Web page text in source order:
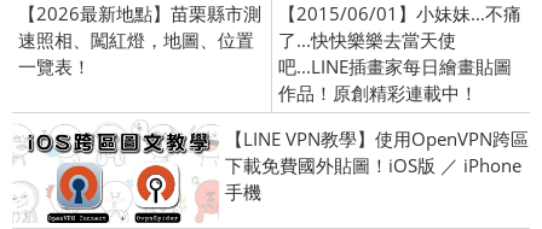
【2026最新地點】苗栗縣市測
速照相、闖紅燈，地圖、位置
一覽表！
【2015/06/01】小妹妹...不痛
了...快快樂樂去當天使
吧...LINE插畫家每日繪畫貼圖
作品！原創精彩連載中！
【LINE VPN教學】使用OpenVPN跨區
下載免費國外貼圖！iOS版 ／ iPhone
手機